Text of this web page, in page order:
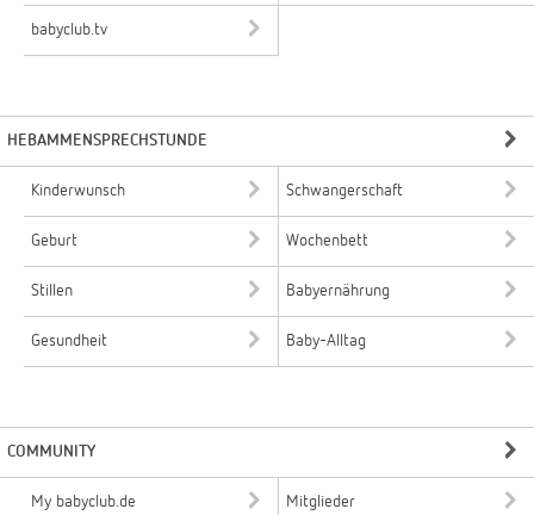
babyclub.tv
HEBAMMENSPRECHSTUNDE
Kinderwunsch Schwangerschaft
Geburt Wochenbett
Stillen Babyernährung
Gesundheit Baby-Alltag
COMMUNITY
My babyclub.de Mitglieder